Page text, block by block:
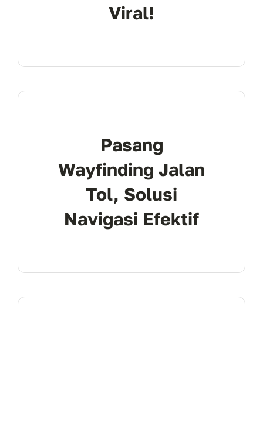
Viral!
Pasang
Wayfinding Jalan
Tol, Solusi
Navigasi Efektif